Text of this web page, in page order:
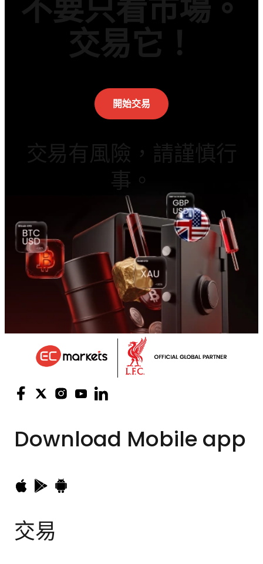
不要只看市場。
交易它！
開始交易
交易有風險，請謹慎行
事。
Download Mobile app
交易